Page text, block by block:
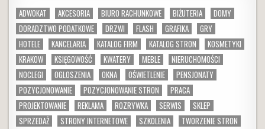
ADWOKAT AKCESORIA BIURO RACHUNKOWE BIŻUTERIA
DOMY
DORADZTWO PODATKOWE
DRZWI FLASH GRAFIKA
GRY
HOTELE
KANCELARIA KATALOG FIRM KATALOG STRON
KOSMETYKI
KRAKOW
KSIĘGOWOŚĆ KWATERY MEBLE
NIERUCHOMOŚCI
NOCLEGI
OGLOSZENIA OKNA OŚWIETLENIE
PENSJONATY
POZYCJONOWANIE
POZYCJONOWANIE STRON
PRACA
PROJEKTOWANIE
REKLAMA ROZRYWKA SERWIS
SKLEP
SPRZEDAŻ
STRONY INTERNETOWE SZKOLENIA
TWORZENIE STRON